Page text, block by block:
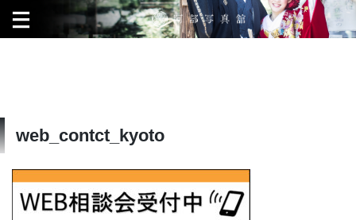
web_contct_kyoto